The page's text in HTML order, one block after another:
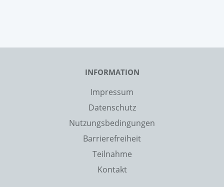
INFORMATION
Impressum
Datenschutz
Nutzungsbedingungen
Barrierefreiheit
Teilnahme
Kontakt